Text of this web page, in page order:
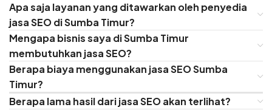
Apa saja layanan yang ditawarkan oleh penyedia
jasa SEO di Sumba Timur?
Mengapa bisnis saya di Sumba Timur
membutuhkan jasa SEO?
Berapa biaya menggunakan jasa SEO Sumba
Timur?
Berapa lama hasil dari jasa SEO akan terlihat?